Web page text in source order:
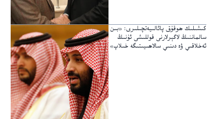
كىشىلىك ھوقۇق پائالىيەتچىلىرى: «بىن
سالماننىڭ لاگېرلارنى قوللىشى ئۇنىڭ
ئەخلاقىي ۋە دىنىي سالاھىيىتىگە خىلاپ»